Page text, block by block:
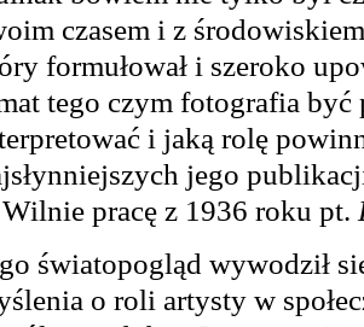
czasem i z
formułował i szeroko
tego czym fotografia
i jaką rolę
jego
pracę z 1936 roku pt.
światopogląd wywodził
o roli artysty w